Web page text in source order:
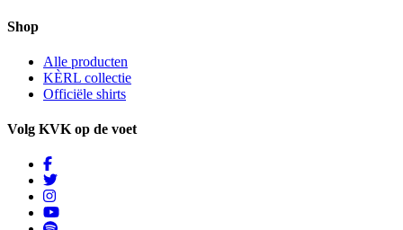
Shop
Alle producten
KÈRL collectie
Officiële shirts
Volg KVK op de voet